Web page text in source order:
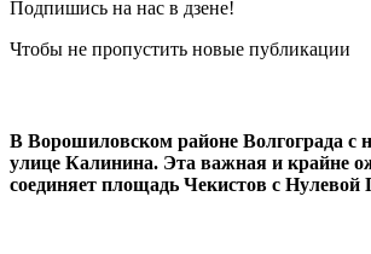
Подпишись на нас в дзене!
Чтобы не пропустить новые публикации
В Ворошиловском районе Волгограда с
улице Калинина. Эта важная и крайне
соединяет площадь Чекистов с Нулевой